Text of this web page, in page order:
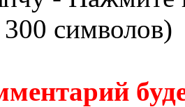
символов)